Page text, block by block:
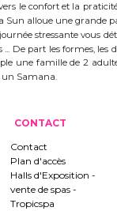
le confort et la
alloue une grande
stressante vous
De part les formes, les
une famille de 2
un Samana.
CONTACT
Contact
Plan d'accès
Halls d'Exposition -
vente de spas -
Tropicspa